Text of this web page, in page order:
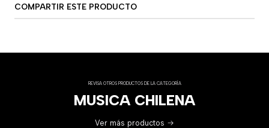
COMPARTIR ESTE PRODUCTO
REVISA OTROS PRODUCTOS DE LA CATEGORÍA
MUSICA CHILENA
Ver más productos